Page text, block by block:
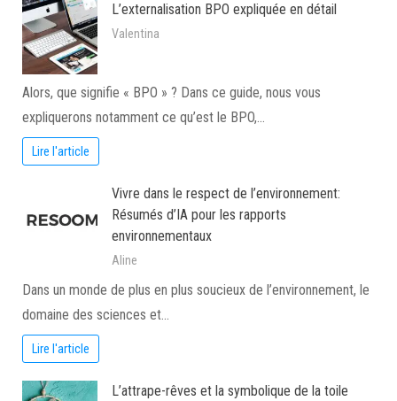
L’externalisation BPO expliquée en détail
Valentina
Alors, que signifie « BPO » ? Dans ce guide, nous vous
expliquerons notamment ce qu’est le BPO,…
Lire l'article
Vivre dans le respect de l’environnement:
Résumés d’IA pour les rapports
environnementaux
Aline
Dans un monde de plus en plus soucieux de l’environnement, le
domaine des sciences et…
Lire l'article
L’attrape-rêves et la symbolique de la toile